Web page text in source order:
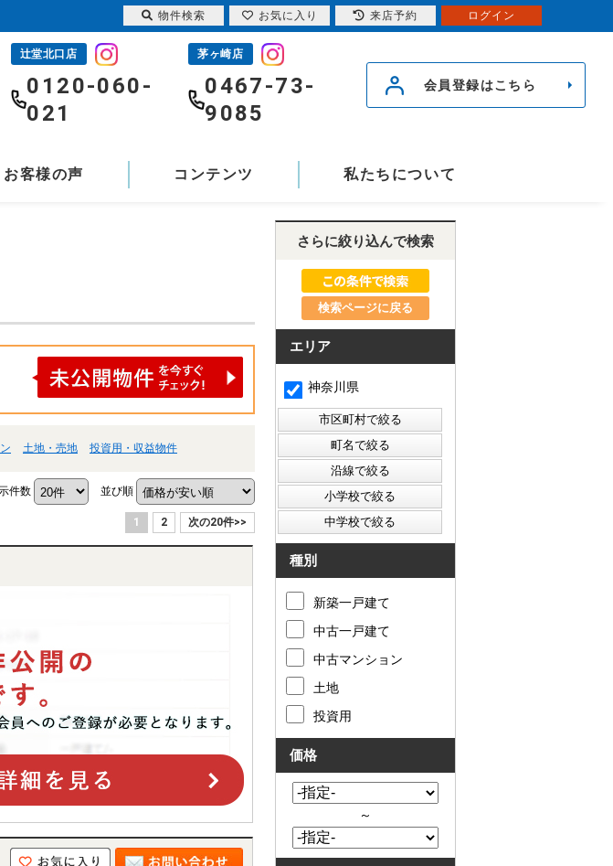
辻堂北口店
0120-060-
021
茅ヶ崎店
0467-73-
9085
会員登録はこちら
お客様の声 コンテンツ 私たちについて
土地・売地 投資用・収益物件
件数 並び順
1 2 次の20件>>
さらに絞り込んで検索
検索ページに戻る
エリア
神奈川県
種別
新築一戸建て
中古一戸建て
中古マンション
土地
投資用
価格
～
物件検索 お気に入り 来店予約 ログイン